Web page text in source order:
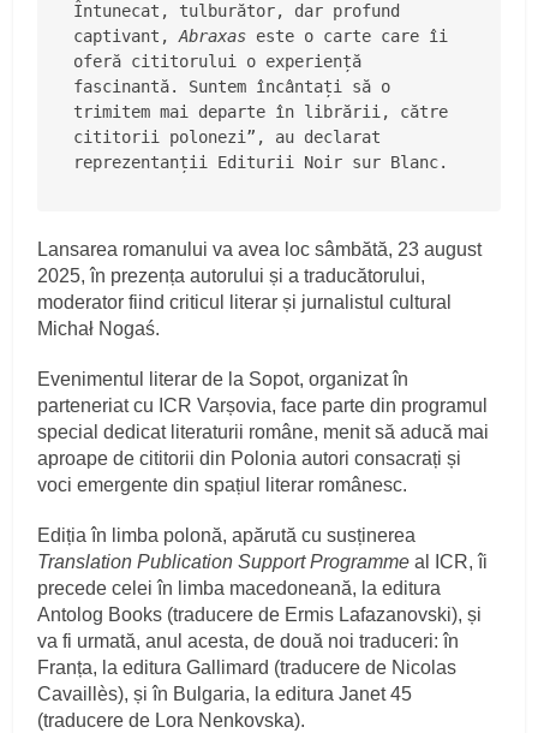
Întunecat, tulburător, dar profund
captivant, Abraxas este o carte care îi
oferă cititorului o experiență
fascinantă. Suntem încântați să o
trimitem mai departe în librării, către
cititorii polonezi”, au declarat
reprezentanții Editurii Noir sur Blanc.
Lansarea romanului va avea loc sâmbătă, 23 august
2025, în prezența autorului și a traducătorului,
moderator fiind criticul literar și jurnalistul cultural
Michał Nogaś.
Evenimentul literar de la Sopot, organizat în
parteneriat cu ICR Varșovia, face parte din programul
special dedicat literaturii române, menit să aducă mai
aproape de cititorii din Polonia autori consacrați și
voci emergente din spațiul literar românesc.
Ediția în limba polonă, apărută cu susținerea
Translation Publication Support Programme al ICR, îi
precede celei în limba macedoneană, la editura
Antolog Books (traducere de Ermis Lafazanovski), și
va fi urmată, anul acesta, de două noi traduceri: în
Franța, la editura Gallimard (traducere de Nicolas
Cavaillès), și în Bulgaria, la editura Janet 45
(traducere de Lora Nenkovska).